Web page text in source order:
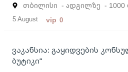
თბილისი - ადგილზე -
5 August vip 0
ვაკანსია: გაყიდვების
ბუტიკი“